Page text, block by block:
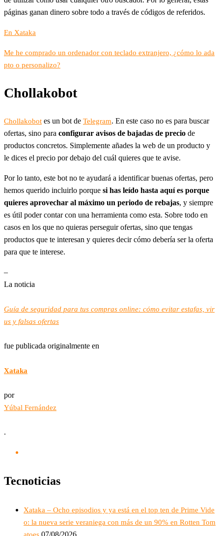
páginas ganan dinero sobre todo a través de códigos de referidos.
En Xataka
Me he comprado un ordenador con teclado extranjero, ¿cómo lo ada
pto o personalizo?
Chollakobot
Chollakobot es un bot de Telegram. En este caso no es para buscar
ofertas, sino para configurar avisos de bajadas de precio de
productos concretos. Simplemente añades la web de un producto y
le dices el precio por debajo del cuál quieres que te avise.
Por lo tanto, este bot no te ayudará a identificar buenas ofertas, pero
hemos querido incluirlo porque si has leído hasta aquí es porque
quieres aprovechar al máximo un periodo de rebajas, y siempre
es útil poder contar con una herramienta como esta. Sobre todo en
casos en los que no quieras perseguir ofertas, sino que tengas
productos que te interesan y quieres decir cómo debería ser la oferta
para que te interese.
–
La noticia
Guía de seguridad para tus compras online: cómo evitar estafas, vir
us y falsas ofertas
fue publicada originalmente en
Xataka
por
Yúbal Fernández
.
Tecnoticias
Xataka – Ocho episodios y ya está en el top ten de Prime Vide
o: la nueva serie veraniega con más de un 90% en Rotten Tom
07/08/2026